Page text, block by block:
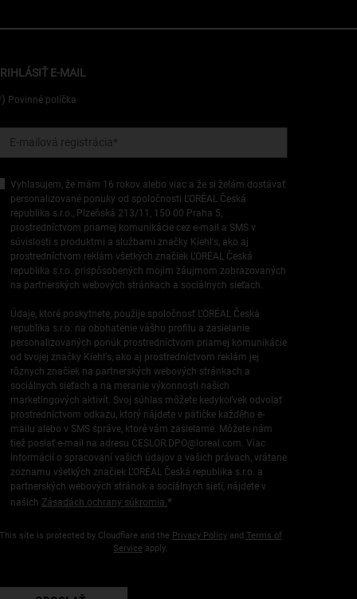
E-MAIL
Povinné políčka
E-mailová registrácia *
Vyhlasujem, že mám 16 rokov alebo viac a že si želám dostávať
personalizované ponuky od spoločnosti L’ORÉAL Česká
republika s.r.o., Plzeňská 213/11, 150 00 Praha 5,
prostredníctvom priamej komunikácie cez e-mail a SMS v
súvislosti s produktmi a službami značky Kiehl's, ako aj
prostredníctvom reklám všetkých značiek L’ORÉAL Česká
republika s.r.o. prispôsobených mojim záujmom zobrazovaných
na partnerských webových stránkach a sociálnych sieťach.
Údaje, ktoré poskytnete, použije spoločnosť L’ORÉAL Česká
republika s.r.o. na obohatenie vášho profilu a zasielanie
personalizovaných ponúk prostredníctvom priamej komunikácie
od svojej značky Kiehl's, ako aj prostredníctvom reklám jej
rôznych značiek na partnerských webových stránkach a
sociálnych sieťach a na meranie výkonnosti našich
marketingových aktivít. Svoj súhlas môžete kedykoľvek odvolať
prostredníctvom odkazu, ktorý nájdete v pätičke každého e-
mailu alebo v SMS správe, ktoré vám zasielame. Môžete nám
tiež poslať e-mail na adresu CESLOR.DPO@loreal.com. Viac
informácií o spracovaní vašich údajov a vašich právach, vrátane
zoznamu všetkých značiek L’ORÉAL Česká republika s.r.o. a
partnerských webových stránok a sociálnych sietí, nájdete v
našich Zásadách ochrany súkromia.*
site is protected by Cloudflare and the Privacy Policyand Terms of
Service apply.